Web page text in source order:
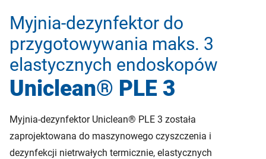
Myjnia-dezynfektor do
przygotowywania maks. 3
elastycznych endoskopów
Uniclean® PLE 3
Myjnia-dezynfektor Uniclean® PLE 3 została
zaprojektowana do maszynowego czyszczenia i
dezynfekcji nietrwałych termicznie, elastycznych